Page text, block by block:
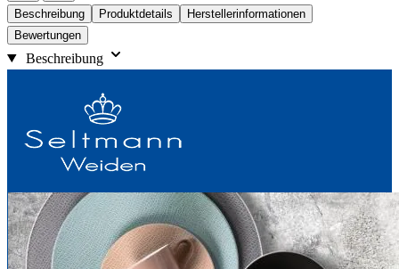
Beschreibung Produktdetails
Herstellerinformationen
Bewertungen
Beschreibung